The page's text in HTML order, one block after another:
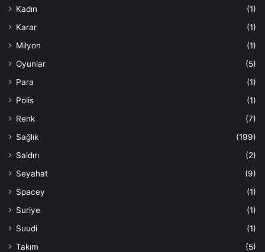
Kadın
(1)
Karar
(1)
Milyon
(1)
Oyunlar
(5)
Para
(1)
Polis
(1)
Renk
(7)
Sağlık
(199)
Saldırı
(2)
Seyahat
(9)
Spacey
(1)
Suriye
(1)
Suudi
(1)
Takım
(5)